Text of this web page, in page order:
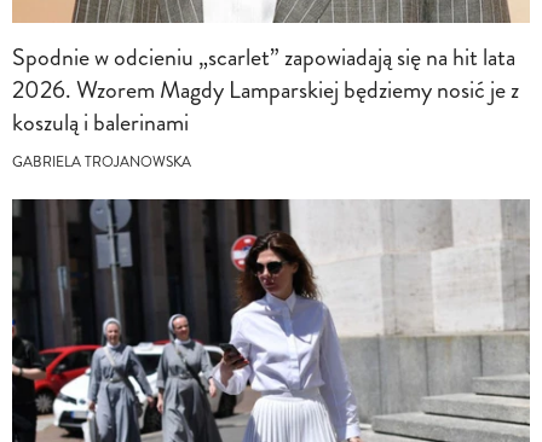
Spodnie w odcieniu „scarlet” zapowiadają się na hit lata
2026. Wzorem Magdy Lamparskiej będziemy nosić je z
koszulą i balerinami
GABRIELA TROJANOWSKA